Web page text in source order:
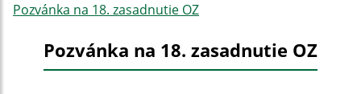
Pozvánka na 18. zasadnutie OZ
Pozvánka na 18. zasadnutie OZ